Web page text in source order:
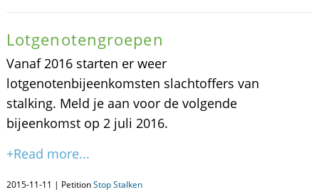
Lotgenotengroepen
Vanaf 2016 starten er weer
lotgenotenbijeenkomsten slachtoffers van
stalking. Meld je aan voor de volgende
bijeenkomst op 2 juli 2016.
+Read more...
2015-11-11 | PetitionStop Stalken